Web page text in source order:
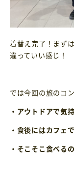
着替え完了！まず
違っていい感じ！
では今回の旅のコ
・アウトドアで気
・食後にはカフェ
・そこそこ食べる